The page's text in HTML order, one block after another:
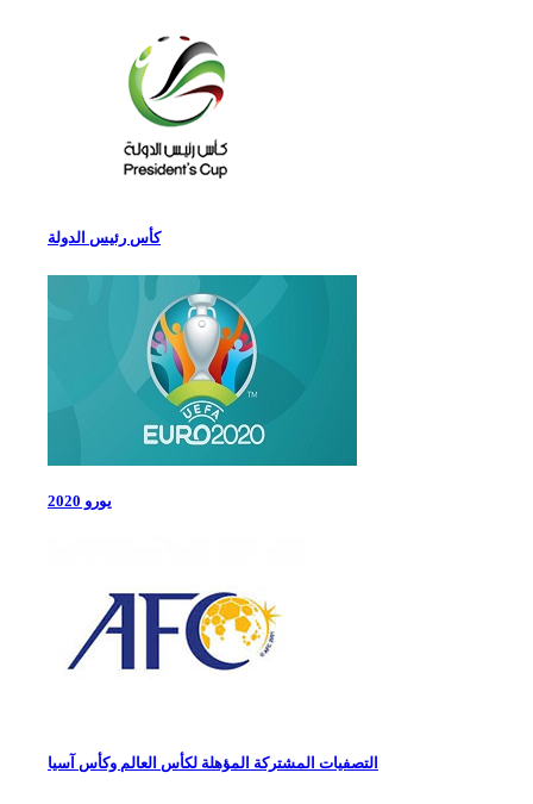
كأس رئيس الدولة
يورو 2020
التصفيات المشتركة المؤهلة لكأس العالم وكأس آسيا